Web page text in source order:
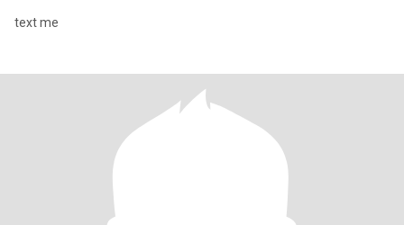
text me